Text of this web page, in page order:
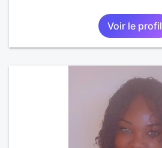
Voir le profil